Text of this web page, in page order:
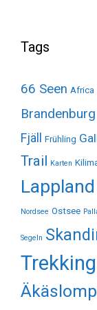
Tags
66 Seen Africa
Brandenburg
Fjäll Frühling
Trail Karten
Lappland
Nordsee Ostsee
Segeln
Trekking